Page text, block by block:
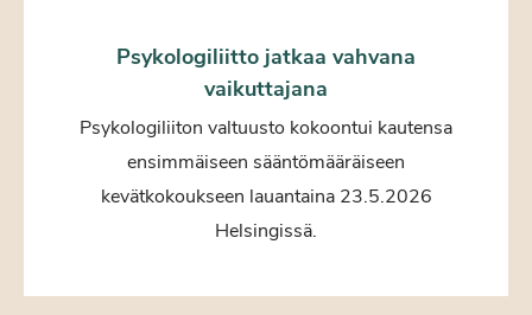
Psykologiliitto jatkaa vahvana
vaikuttajana
Psykologiliiton valtuusto kokoontui kautensa
ensimmäiseen sääntömääräiseen
kevätkokoukseen lauantaina 23.5.2026
Helsingissä.